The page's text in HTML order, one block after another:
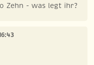
Zehn - was legt ihr?